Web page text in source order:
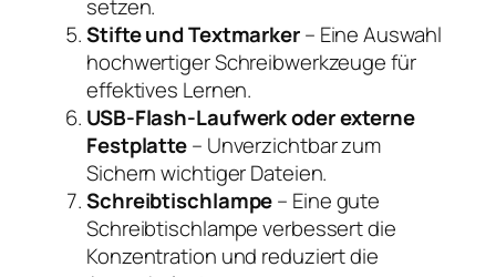
setzen.
Stifte und Textmarker– Eine Auswahl
hochwertiger Schreibwerkzeuge für
effektives Lernen.
USB-Flash-Laufwerk oder externe
Festplatte– Unverzichtbar zum
Sichern wichtiger Dateien.
Schreibtischlampe– Eine gute
Schreibtischlampe verbessert die
Konzentration und reduziert die